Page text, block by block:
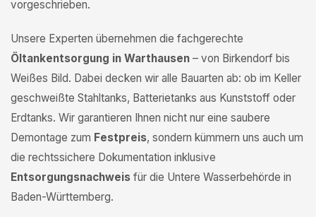
vorgeschrieben.
Unsere Experten übernehmen die fachgerechte
Öltankentsorgung in Warthausen – von Birkendorf bis
Weißes Bild. Dabei decken wir alle Bauarten ab: ob im Keller
geschweißte Stahltanks, Batterietanks aus Kunststoff oder
Erdtanks. Wir garantieren Ihnen nicht nur eine saubere
Demontage zum Festpreis, sondern kümmern uns auch um
die rechtssichere Dokumentation inklusive
Entsorgungsnachweis für die Untere Wasserbehörde in
Baden-Württemberg.